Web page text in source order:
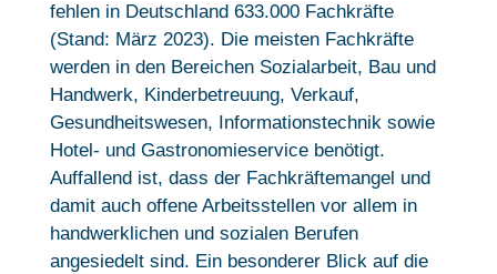
fehlen in Deutschland 633.000 Fachkräfte
(Stand: März 2023). Die meisten Fachkräfte
werden in den Bereichen Sozialarbeit, Bau und
Handwerk, Kinderbetreuung, Verkauf,
Gesundheitswesen, Informationstechnik sowie
Hotel- und Gastronomieservice benötigt.
Auffallend ist, dass der Fachkräftemangel und
damit auch offene Arbeitsstellen vor allem in
handwerklichen und sozialen Berufen
angesiedelt sind. Ein besonderer Blick auf die